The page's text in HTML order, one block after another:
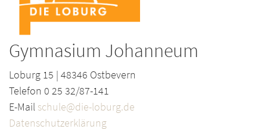
Gymnasium Johanneum
Loburg 15 | 48346 Ostbevern
Telefon 0 25 32/87-141
E-Mail schule@die-loburg.de
Datenschutzerklärung